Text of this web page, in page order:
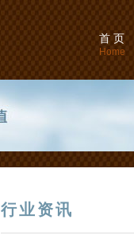
首 页
Home
行业资讯